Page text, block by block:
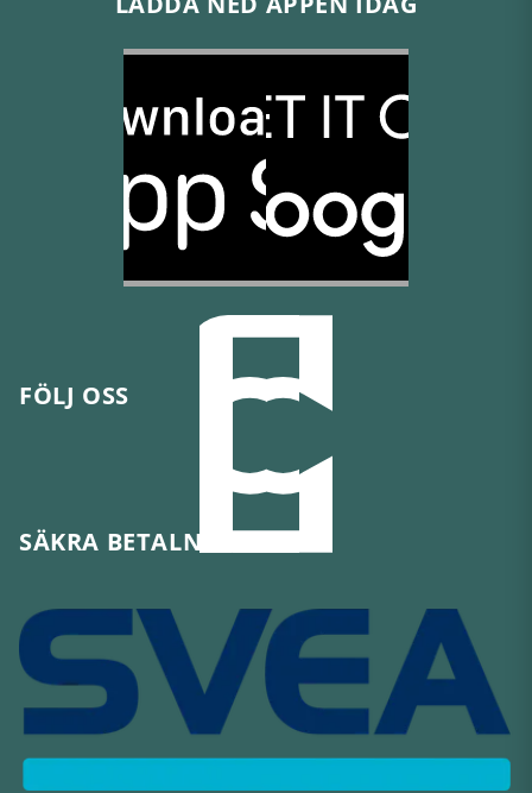
FÖLJ OSS
SÄKRA BETALNINGAR